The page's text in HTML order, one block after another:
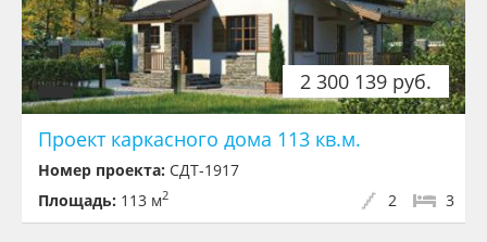
2 300 139 руб.
Проект каркасного дома 113 кв.м.
Номер проекта: СДТ-1917
Площадь: 113 м2 3
2